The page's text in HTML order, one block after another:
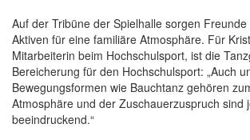
Auf der Tribüne der Spielhalle sorgen
Aktiven für eine familiäre Atmosphäre. Für
Mitarbeiterin beim Hochschulsport, ist die
Bereicherung für den Hochschulsport: „Auch
Bewegungsformen wie Bauchtanz gehören
Atmosphäre und der Zuschauerzuspruch sind
beeindruckend.“